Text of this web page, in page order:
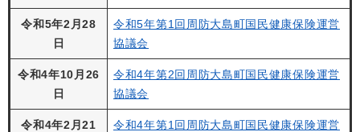
令和5年2月28
日
令和5年第1回周防大島町国民健康保険運営
協議会
令和4年10月26
日
令和4年第2回周防大島町国民健康保険運営
協議会
令和4年2月21
令和4年第1回周防大島町国民健康保険運営